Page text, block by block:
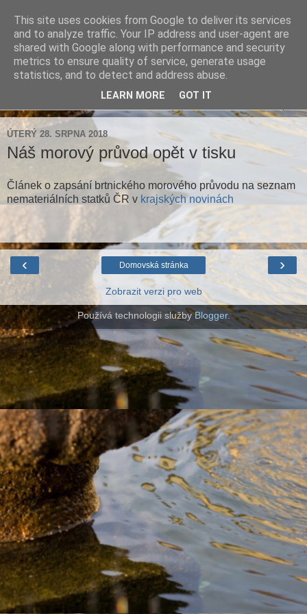
Farnost Brtnice
Aktuální informace pro farnosti Střížov a Brtnice
ÚTERÝ 28. SRPNA 2018
Náš morový průvod opět v tisku
Článek o zapsání brtnického morového průvodu na seznam
nemateriálních statků ČR v krajských novinách
‹ ›
Domovská stránka
Zobrazit verzi pro web
Používá technologii službyBlogger.
This site uses cookies from Google to deliver its services
and to analyze traffic. Your IP address and user-agent are
shared with Google along with performance and security
metrics to ensure quality of service, generate usage
statistics, and to detect and address abuse.
LEARN MORE GOT IT